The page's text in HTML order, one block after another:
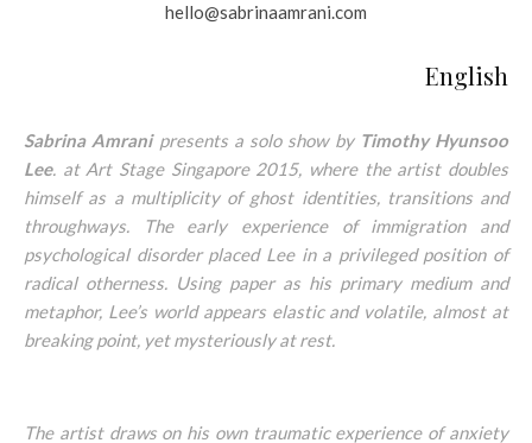
hello@sabrinaamrani.com
English
Sabrina Amranipresents a solo show by Timothy Hyunsoo
Lee. at Art Stage Singapore 2015, where the artist doubles
himself as a multiplicity of ghost identities, transitions and
throughways. The early experience of immigration and
psychological disorder placed Lee in a privileged position of
radical otherness. Using paper as his primary medium and
metaphor, Lee’s world appears elastic and volatile, almost at
breaking point, yet mysteriously at rest.
The artist draws on his own traumatic experience of anxiety